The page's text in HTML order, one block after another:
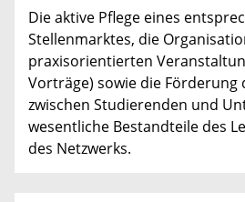
Die aktive Pflege eines
Stellenmarktes, die
praxisorientierten
Vorträge) sowie die Förderung
zwischen Studierenden und
wesentliche Bestandteile des
des Netzwerks.